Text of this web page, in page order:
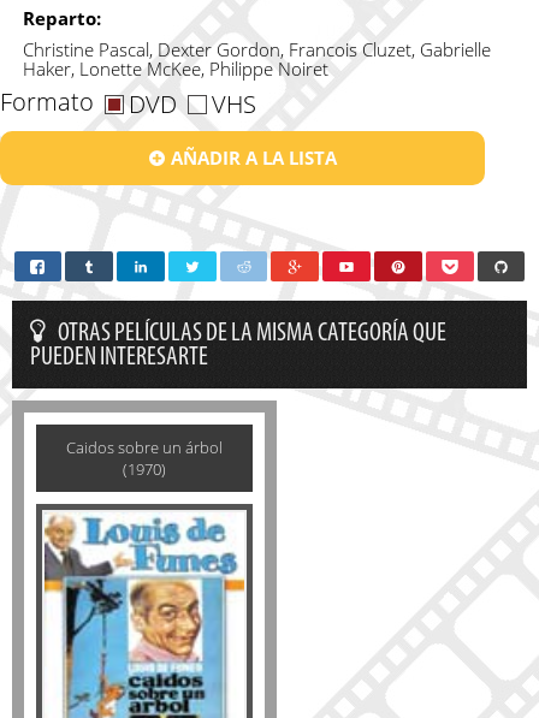
Reparto:
Christine Pascal, Dexter Gordon, Francois Cluzet, Gabrielle
Haker, Lonette McKee, Philippe Noiret
Formato DVD VHS
AÑADIR A LA LISTA
OTRAS PELÍCULAS DE LA MISMA CATEGORÍA QUE
PUEDEN INTERESARTE
Caidos sobre un árbol
(1970)